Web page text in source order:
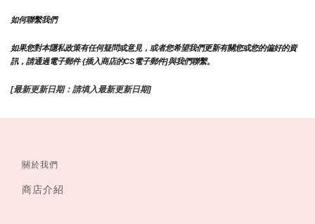
如何聯繫我們
如果您對本隱私政策有任何疑問或意見，或者您希望我們更新有關您或您的偏好的資
訊，請通過電子郵件 {插入商店的CS電子郵件]與我們聯繫。
[最新更新日期：請填入最新更新日期]
關於我們
商店介紹